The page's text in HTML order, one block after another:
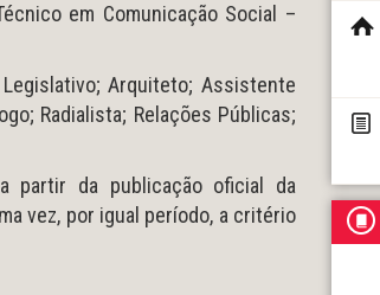
em Comunicação Social –
Arquiteto; Assistente
Radialista; Relações Públicas;
partir da publicação oficial da
vez, por igual período, a critério